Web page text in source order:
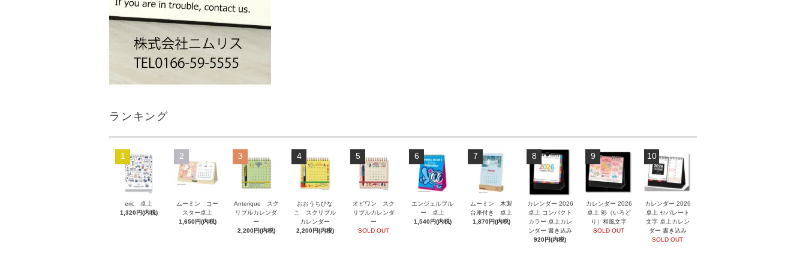
ランキング
1
eric 卓上
1,320円(内税)
2
ムーミン コー
スター卓上
1,650円(内税)
3
Anterique スク
リブルカレンダ
ー
2,200円(内税)
4
おおうちひな
こ スクリブル
カレンダー
2,200円(内税)
5
オビワン スク
リブルカレンダ
ー
SOLD OUT
6
エンジェルブル
ー 卓上
1,540円(内税)
7
ムーミン 木製
台座付き 卓上
1,870円(内税)
8
カレンダー 2026
卓上 コンパクト
カラー 卓上カレ
ンダー 書き込み
920円(内税)
9
カレンダー 2026
卓上 彩（いろど
り）和風文字
SOLD OUT
10
カレンダー 2026
卓上 セパレート
文字 卓上カレン
ダー 書き込み
SOLD OUT